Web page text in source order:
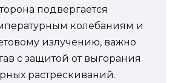
подвергается
колебаниям и
излучению, важно
с защитой от выгорания
растрескиваний.